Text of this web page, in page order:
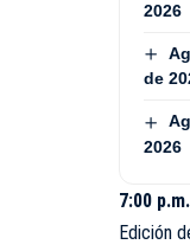
2026
de
2026
7:00 p.m.
Edición